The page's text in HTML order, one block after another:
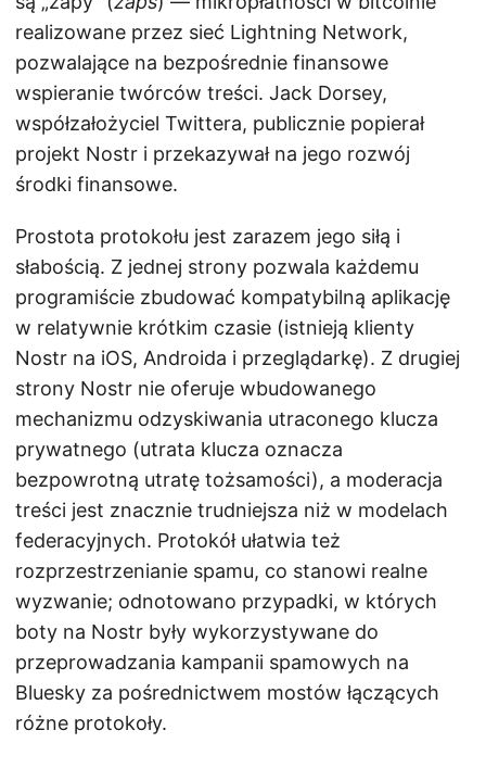
realizowane przez sieć Lightning Network,
pozwalające na bezpośrednie finansowe
wspieranie twórców treści. Jack Dorsey,
współzałożyciel Twittera, publicznie popierał
projekt Nostr i przekazywał na jego rozwój
środki finansowe.
Prostota protokołu jest zarazem jego siłą i
słabością. Z jednej strony pozwala każdemu
programiście zbudować kompatybilną aplikację
w relatywnie krótkim czasie (istnieją klienty
Nostr na iOS, Androida i przeglądarkę). Z drugiej
strony Nostr nie oferuje wbudowanego
mechanizmu odzyskiwania utraconego klucza
prywatnego (utrata klucza oznacza
bezpowrotną utratę tożsamości), a moderacja
treści jest znacznie trudniejsza niż w modelach
federacyjnych. Protokół ułatwia też
rozprzestrzenianie spamu, co stanowi realne
wyzwanie; odnotowano przypadki, w których
boty na Nostr były wykorzystywane do
przeprowadzania kampanii spamowych na
Bluesky za pośrednictwem mostów łączących
różne protokoły.